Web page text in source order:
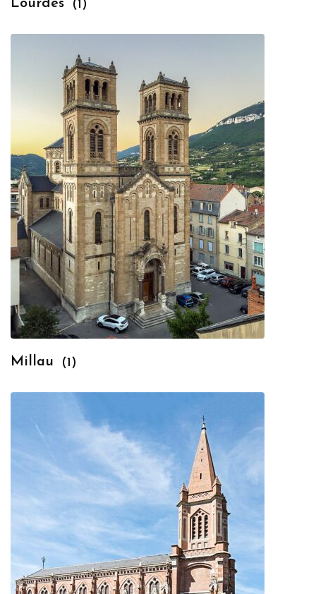
Lourdes (1)
Millau (1)